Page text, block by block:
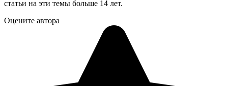
статьи на эти темы больше 14 лет.
Оцените автора